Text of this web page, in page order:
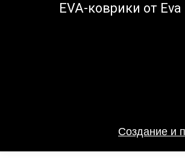
EVA-коврики от
Создание и